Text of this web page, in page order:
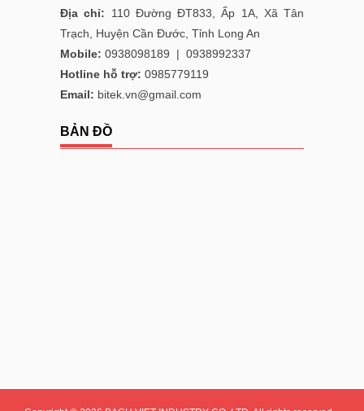
Địa chỉ:
110 Đường ĐT833, Ấp 1A, Xã Tân
Trạch, Huyện Cần Đước, Tỉnh Long An
Mobile: 0938098189 | 0938992337
Hotline hỗ trợ: 0985779119
Email: bitek.vn@gmail.com
BẢN ĐỒ